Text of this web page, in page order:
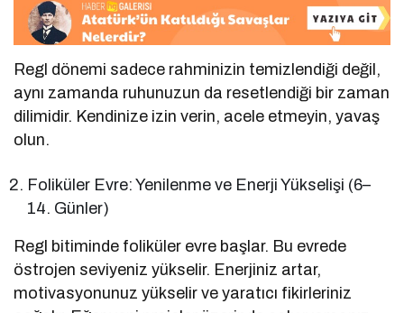
Regl dönemi sadece rahminizin temizlendiği değil,
aynı zamanda ruhunuzun da resetlendiği bir zaman
dilimidir. Kendinize izin verin, acele etmeyin, yavaş
olun.
Foliküler Evre: Yenilenme ve Enerji Yükselişi (6–
14. Günler)
Regl bitiminde foliküler evre başlar. Bu evrede
östrojen seviyeniz yükselir. Enerjiniz artar,
motivasyonunuz yükselir ve yaratıcı fikirleriniz